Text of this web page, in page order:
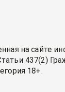
на сайте
437(2)
18+.